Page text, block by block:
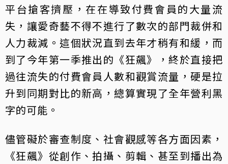
平台搶客擠壓，在在導致付費會員的大量流
失，讓愛奇藝不得不進行了數次的部門裁併和
人力裁減。這個狀況直到去年才稍有和緩，而
到了今年第一季推出的《狂飆》，終於直接把
過往流失的付費會員人數和觀賞流量，硬是拉
升到同期對比的新高，總算實現了全年營利黑
字的可能。
儘管礙於審查制度、社會觀感等各方面因素，
《狂飆》從創作、拍攝、剪輯、甚至到播出為